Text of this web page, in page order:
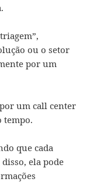
ou o setor
por um
um call center
tempo.
que cada
ela pode